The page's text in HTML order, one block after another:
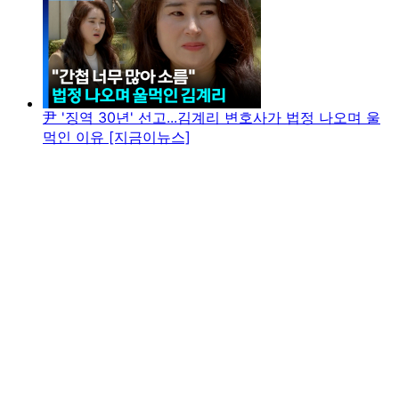
尹 '징역 30년' 선고...김계리 변호사가 법정 나오며 울
먹인 이유 [지금이뉴스]